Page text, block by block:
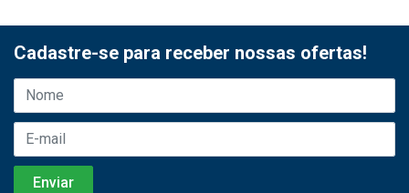
Cadastre-se para receber nossas ofertas!